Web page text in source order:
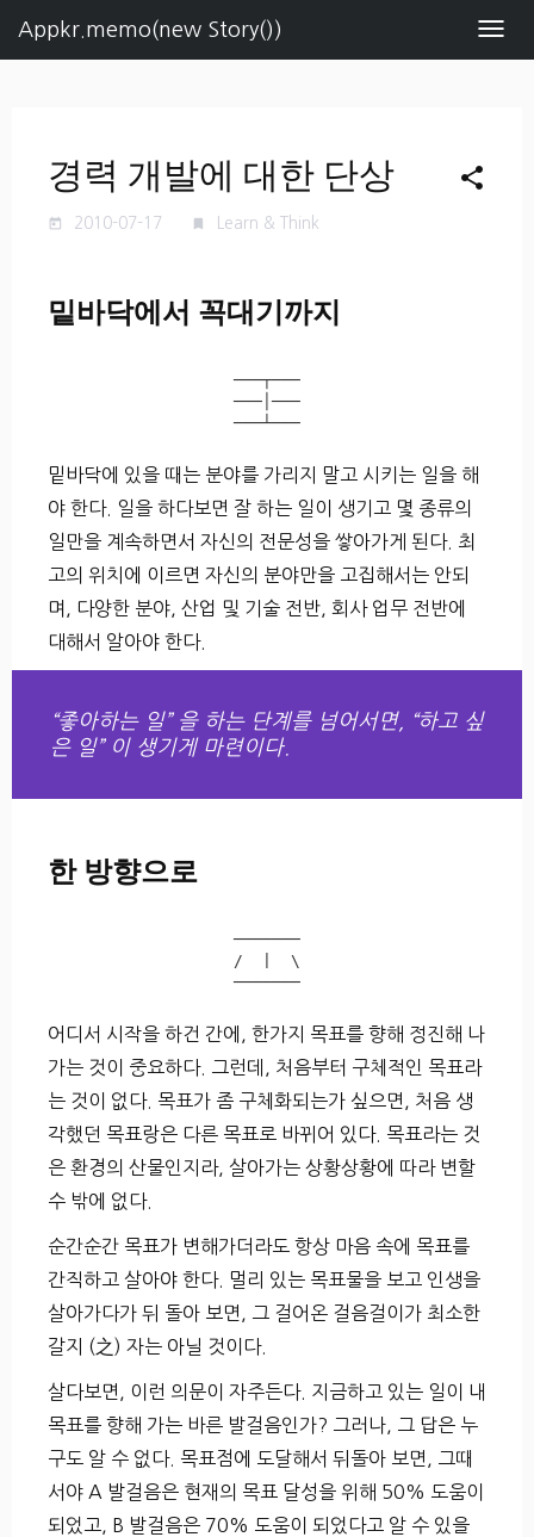
Appkr.memo(new Story())
경력 개발에 대한 단상 share
today 2010-07-17 Learn & Think
밑바닥에서 꼭대기까지
───┬───
───│───
밑바닥에 있을 때는 분야를 가리지 말고 시키는 일을 해
야 한다. 일을 하다보면 잘 하는 일이 생기고 몇 종류의
일만을 계속하면서 자신의 전문성을 쌓아가게 된다. 최
고의 위치에 이르면 자신의 분야만을 고집해서는 안되
며, 다양한 분야, 산업 및 기술 전반, 회사 업무 전반에
대해서 알아야 한다.
“좋아하는 일” 을 하는 단계를 넘어서면, “하고 싶
은 일” 이 생기게 마련이다.
한 방향으로
───────
/  |  \
어디서 시작을 하건 간에, 한가지 목표를 향해 정진해 나
가는 것이 중요하다. 그런데, 처음부터 구체적인 목표라
는 것이 없다. 목표가 좀 구체화되는가 싶으면, 처음 생
각했던 목표랑은 다른 목표로 바뀌어 있다. 목표라는 것
은 환경의 산물인지라, 살아가는 상황상황에 따라 변할
수 밖에 없다.
순간순간 목표가 변해가더라도 항상 마음 속에 목표를
간직하고 살아야 한다. 멀리 있는 목표물을 보고 인생을
살아가다가 뒤 돌아 보면, 그 걸어온 걸음걸이가 최소한
갈지 (之) 자는 아닐 것이다.
살다보면, 이런 의문이 자주든다. 지금하고 있는 일이 내
목표를 향해 가는 바른 발걸음인가? 그러나, 그 답은 누
구도 알 수 없다. 목표점에 도달해서 뒤돌아 보면, 그때
서야 A 발걸음은 현재의 목표 달성을 위해 50% 도움이
되었고, B 발걸음은 70% 도움이 되었다고 알 수 있을